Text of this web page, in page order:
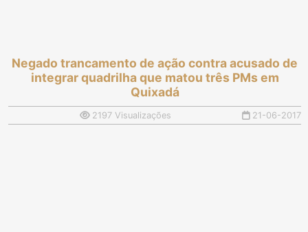
Negado trancamento de ação contra acusado de
integrar quadrilha que matou três PMs em
Quixadá
2197 Visualizações 21-06-2017